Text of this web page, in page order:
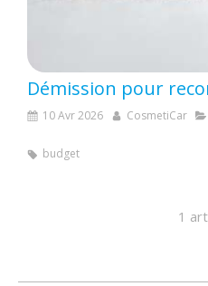
10 Avr 2026 CosmetiCar
budget
1